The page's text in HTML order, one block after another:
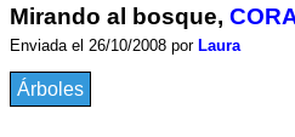
Mirando al bosque,
Enviada el 26/10/2008 por Laura
Árboles